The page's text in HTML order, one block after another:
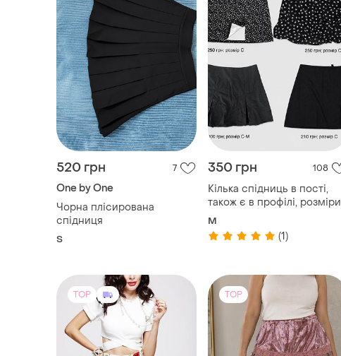
520 грн 7
One by One
Чорна плісирована
спідниця
S
350 грн 108
Кілька спідниць в пості,
також є в профілі, розміри
с-м, нові
M
(1)
TOP TOP